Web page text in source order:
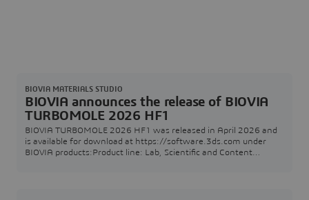
BIOVIA announces the release of BIOVIA
TURBOMOLE 2026 HF1
BIOVIA TURBOMOLE 2026 HF1 was released in April 2026 and
is available for download at https://software.3ds.com under
BIOVIA products:Product line: Lab, Scientific and Content
BIOVIA MATERIALS STUDIO